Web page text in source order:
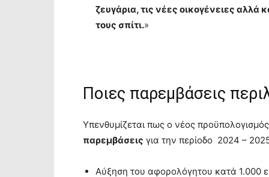
ζευγάρια, τις νέες οικογένειες
τους σπίτι.»
Ποιες παρεμβάσεις
Υπενθυμίζεται πως ο νέος
παρεμβάσεις για την περίοδο 2024 –
Αύξηση του αφορολόγητου κατά 1.000